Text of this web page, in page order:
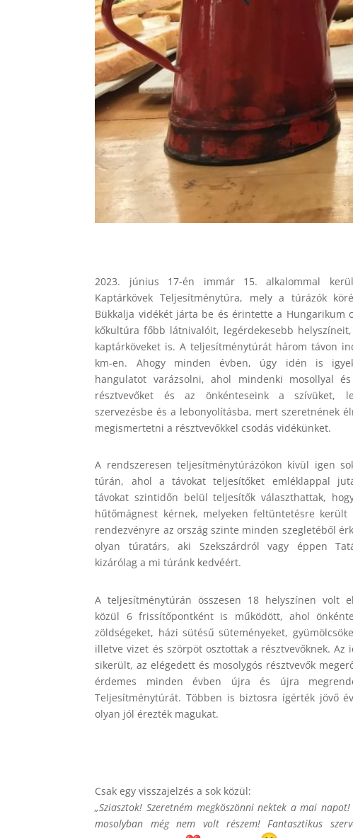
2023. június 17-én immár 15. alkalommal
Kaptárkövek Teljesítménytúra, mely a túrázók
Bükkalja vidékét járta be és érintette a Hungarikum
kőkultúra főbb látnivalóit, legérdekesebb
kaptárköveket is. A teljesítménytúrát három távon
km-en. Ahogy minden évben, úgy idén is
hangulatot varázsolni, ahol mindenki mosollyal
résztvevőket és az önkénteseink a szívüket,
szervezésbe és a lebonyolításba, mert szeretnének
megismertetni a résztvevőkkel csodás vidékünket.
A rendszeresen teljesítménytúrázókon kívül igen
túrán, ahol a távokat teljesítőket emléklappal
távokat szintidőn belül teljesítők választhattak,
hűtőmágnest kérnek, melyeken feltüntetésre
rendezvényre az ország szinte minden szegletéből
olyan túratárs, aki Szekszárdról vagy éppen
kizárólag a mi túránk kedvéért.
A teljesítménytúrán összesen 18 helyszínen volt
közül 6 frissítőpontként is működött, ahol
zöldségeket, házi sütésű süteményeket,
illetve vizet és szörpöt osztottak a résztvevőknek.
sikerült, az elégedett és mosolygós résztvevők
érdemes minden évben újra és újra
Teljesítménytúrát. Többen is biztosra ígérték jövő
olyan jól érezték magukat.
Csak egy visszajelzés a sok közül:
„Sziasztok! Szeretném megköszönni nektek a mai
mosolyban még nem volt részem! Fantasztikus